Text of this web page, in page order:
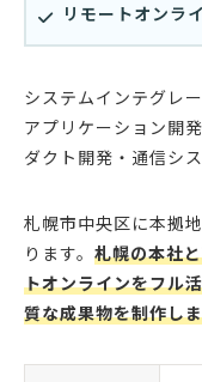
リモートオンラ
システムインテグレ
アプリケーション開
ダクト開発・通信シ
札幌市中央区に本拠
ります。 札幌の本社
トオンラインをフル
質な成果物を制作し